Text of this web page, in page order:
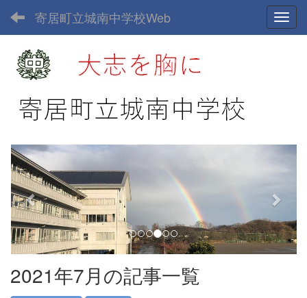
寄居町立城南中学校Web
p
r
e
v
i
o
u
s
x
t
2021年7月の記事一覧